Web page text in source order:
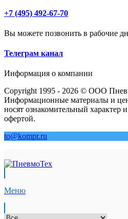
+7 (495) 492-67-70
Вы можете позвонить в рабочие
Телеграм канал
Информация о компании
Copyright 1995 - 2026 © ООО
Информационные материалы и
носят ознакомительный характер
офертой.
to@kompr.ru
Меню